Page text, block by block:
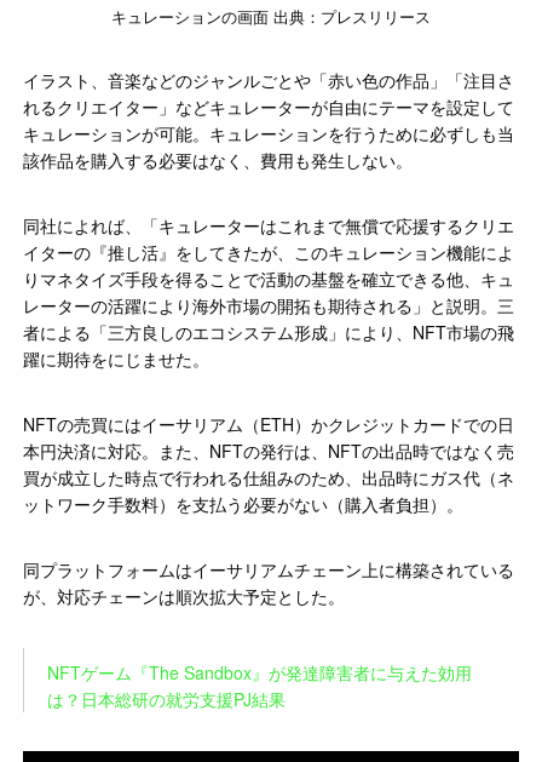
キュレーションの画面 出典：プレスリリース
イラスト、音楽などのジャンルごとや「赤い色の作品」「注目さ
れるクリエイター」などキュレーターが自由にテーマを設定して
キュレーションが可能。キュレーションを行うために必ずしも当
該作品を購入する必要はなく、費用も発生しない。
同社によれば、「キュレーターはこれまで無償で応援するクリエ
イターの『推し活』をしてきたが、このキュレーション機能によ
りマネタイズ手段を得ることで活動の基盤を確立できる他、キュ
レーターの活躍により海外市場の開拓も期待される」と説明。三
者による「三方良しのエコシステム形成」により、NFT市場の飛
躍に期待をにじませた。
NFTの売買にはイーサリアム（ETH）かクレジットカードでの日
本円決済に対応。また、NFTの発行は、NFTの出品時ではなく売
買が成立した時点で行われる仕組みのため、出品時にガス代（ネ
ットワーク手数料）を支払う必要がない（購入者負担）。
同プラットフォームはイーサリアムチェーン上に構築されている
が、対応チェーンは順次拡大予定とした。
NFTゲーム『The Sandbox』が発達障害者に与えた効用
は？日本総研の就労支援PJ結果